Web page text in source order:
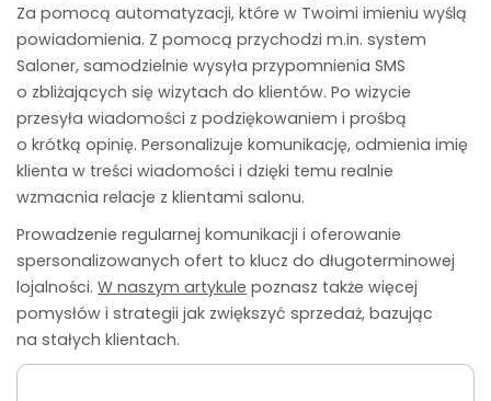
Za pomocą automatyzacji, które w Twoimi imieniu wyślą
powiadomienia. Z pomocą przychodzi m.in. system
Saloner, samodzielnie wysyła przypomnienia SMS
o zbliżających się wizytach do klientów. Po wizycie
przesyła wiadomości z podziękowaniem i prośbą
o krótką opinię. Personalizuje komunikację, odmienia imię
klienta w treści wiadomości i dzięki temu realnie
wzmacnia relacje z klientami salonu.
Prowadzenie regularnej komunikacji i oferowanie
spersonalizowanych ofert to klucz do długoterminowej
lojalności. W naszym artykule poznasz także więcej
pomysłów i strategii jak zwiększyć sprzedaż, bazując
na stałych klientach.